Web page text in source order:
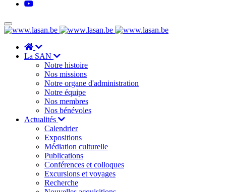
La SAN
Notre histoire
Nos missions
Notre organe d'administration
Notre équipe
Nos membres
Nos bénévoles
Actualités
Calendrier
Expositions
Médiation culturelle
Publications
Conférences et colloques
Excursions et voyages
Recherche